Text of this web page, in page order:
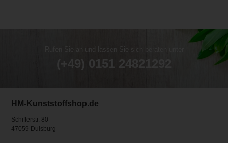
Rufen Sie an und lassen Sie sich beraten unter
(+49) 0151 24821292
HM-Kunststoffshop.de
Schifferstr. 80
47059 Duisburg